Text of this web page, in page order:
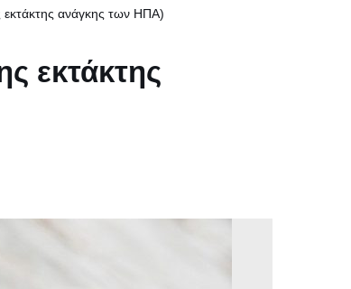
εκτάκτης ανάγκης των ΗΠΑ)
εκτάκτης